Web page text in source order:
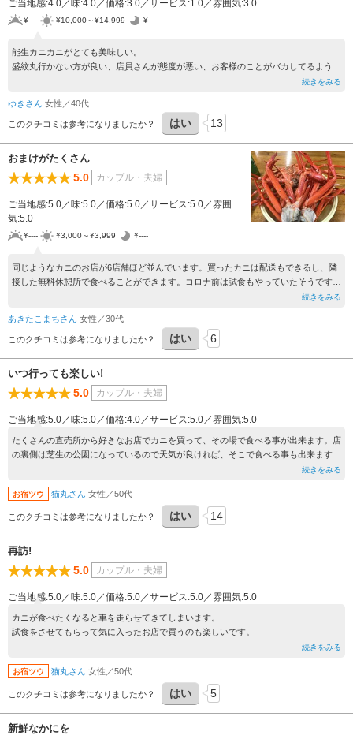
ご当地感:4.0／味:4.0／価格:3.0／サービス:1.0／雰囲気:3.0
¥---- ¥10,000～¥14,999 ¥----
能生カニカニがとても美味しい。
盛紋丸行かない方が良い、店員さんが態度が悪い、お客様のことがバカしてるような
続きをみる
ゆきさん 女性／40代
このクチコミは参考になりましたか？ はい 13
おまけがたくさん
5.0 カップル・夫婦
ご当地感:5.0／味:5.0／価格:5.0／サービス:5.0／雰囲
気:5.0
¥---- ¥3,000～¥3,999 ¥----
同じようなカニのお店が6店舗ほど並んでいます。買ったカニは配送もできるし、隣
接した無料休憩所で食べることができます。コロナ前は試食もやっていたそうですが
今はやっていません。その代わりなのか、今回は大人2人で一杯ずつ＝二杯購入した
には水道もあるので安心。量に大満足だし、カニ自体もとても美味しかったです。
続きをみる
あきたこまちさん 女性／30代
このクチコミは参考になりましたか？ はい 6
いつ行っても楽しい!
5.0 カップル・夫婦
ご当地感:5.0／味:5.0／価格:4.0／サービス:5.0／雰囲気:5.0
たくさんの直売所から好きなお店でカニを買って、その場で食べる事が出来ます。店
の裏側は芝生の公園になっているので天気が良ければ、そこで食べる事も出来ます。
コロナ禍なので混雑していたら芝生で･･･と思ってましたが時間が早かったので空い
たほうが良いかもしれません。
続きをみる
お宿ツウ 猫丸さん 女性／50代
このクチコミは参考になりましたか？ はい 14
再訪!
5.0 カップル・夫婦
ご当地感:5.0／味:5.0／価格:5.0／サービス:5.0／雰囲気:5.0
カニが食べたくなると車を走らせてきてしまいます。
試食をさせてもらって気に入ったお店で買うのも楽しいです。
続きをみる
お宿ツウ 猫丸さん 女性／50代
このクチコミは参考になりましたか？ はい 5
新鮮なかにを